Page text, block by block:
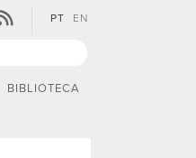
PT EN
BIBLIOTECA